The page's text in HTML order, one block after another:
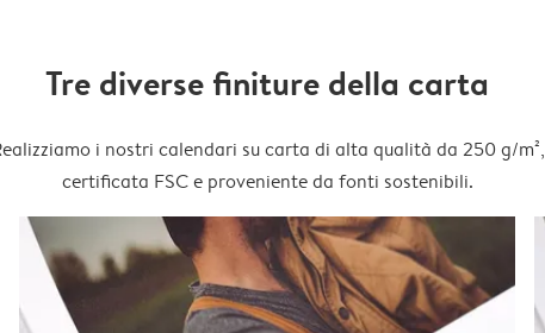
Tre diverse finiture della carta
i nostri calendari su carta di alta qualità da 250 g/m²,
certificata FSC e proveniente da fonti sostenibili.